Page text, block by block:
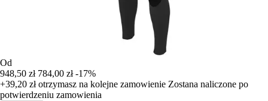
Od
948,50 zł 784,00 zł -17%
+39,20 złotrzymasz na kolejne zamowienie Zostana naliczone po
potwierdzeniu zamowienia